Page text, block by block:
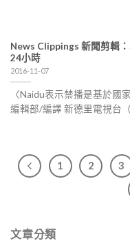
News Clippings 新聞剪輯
24小時
2016-11-07
〈Naidu表示禁播是基於國
編輯部/編譯 新德里電視台
1 2 3
文章分類